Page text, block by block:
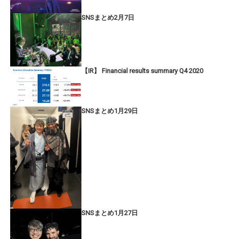
SNSまとめ2月7日
【IR】 Financial results summary Q4 2020
SNSまとめ1月29日
SNSまとめ1月27日